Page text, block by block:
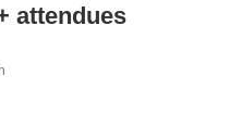
attendues